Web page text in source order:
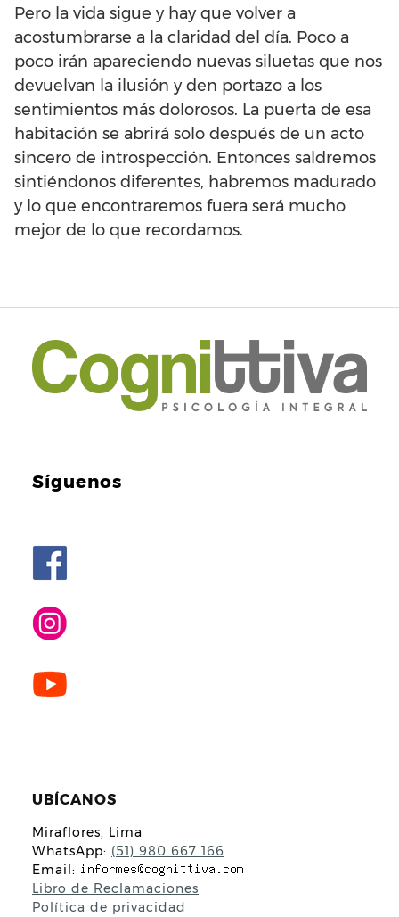
Pero la vida sigue y hay que volver a
acostumbrarse a la claridad del día. Poco a
poco irán apareciendo nuevas siluetas que nos
devuelvan la ilusión y den portazo a los
sentimientos más dolorosos. La puerta de esa
habitación se abrirá solo después de un acto
sincero de introspección. Entonces saldremos
sintiéndonos diferentes, habremos madurado
y lo que encontraremos fuera será mucho
mejor de lo que recordamos.
Síguenos
UBÍCANOS
Miraflores, Lima
WhatsApp: (51) 980 667 166
Email:
Libro de Reclamaciones
Política de privacidad